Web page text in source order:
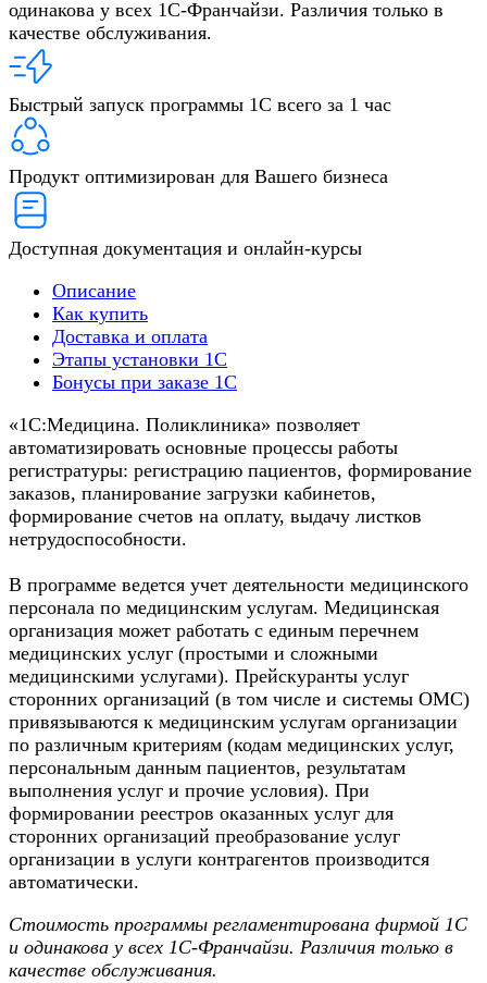
одинакова у всех 1С-Франчайзи. Различия только в
качестве обслуживания.
Быстрый запуск программы 1С всего за 1 час
Продукт оптимизирован для Вашего бизнеса
Доступная документация и онлайн-курсы
Описание
Как купить
Доставка и оплата
Этапы установки 1С
Бонусы при заказе 1С
«1С:Медицина. Поликлиника» позволяет
автоматизировать основные процессы работы
регистратуры: регистрацию пациентов, формирование
заказов, планирование загрузки кабинетов,
формирование счетов на оплату, выдачу листков
нетрудоспособности.
В программе ведется учет деятельности медицинского
персонала по медицинским услугам. Медицинская
организация может работать с единым перечнем
медицинских услуг (простыми и сложными
медицинскими услугами). Прейскуранты услуг
сторонних организаций (в том числе и системы ОМС)
привязываются к медицинским услугам организации
по различным критериям (кодам медицинских услуг,
персональным данным пациентов, результатам
выполнения услуг и прочие условия). При
формировании реестров оказанных услуг для
сторонних организаций преобразование услуг
организации в услуги контрагентов производится
автоматически.
Стоимость программы регламентирована фирмой 1С
и одинакова у всех 1С-Франчайзи. Различия только в
качестве обслуживания.